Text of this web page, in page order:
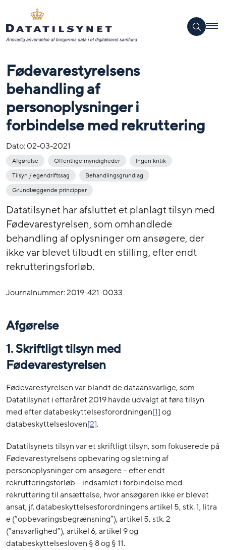
Fødevarestyrelsens
behandling af
personoplysninger i
forbindelse med rekruttering
Dato:02-03-2021
Afgørelse Offentlige myndigheder
Ingen kritik
Tilsyn / egendriftssag
Behandlingsgrundlag
Grundlæggende principper
Datatilsynet har afsluttet et planlagt tilsyn med
Fødevarestyrelsen, som omhandlede
behandling af oplysninger om ansøgere, der
ikke var blevet tilbudt en stilling, efter endt
rekrutteringsforløb.
Journalnummer: 2019-421-0033
Afgørelse
1. Skriftligt tilsyn med
Fødevarestyrelsen
Fødevarestyrelsen var blandt de dataansvarlige, som
Datatilsynet i efteråret 2019 havde udvalgt at føre tilsyn
med efter databeskyttelsesforordningen[1]og
databeskyttelsesloven[2].
Datatilsynets tilsyn var et skriftligt tilsyn, som fokuserede på
Fødevarestyrelsens opbevaring og sletning af
personoplysninger om ansøgere – efter endt
rekrutteringsforløb – indsamlet i forbindelse med
rekruttering til ansættelse, hvor ansøgeren ikke er blevet
ansat, jf. databeskyttelsesforordningens artikel 5, stk. 1, litra
e (”opbevaringsbegrænsning”), artikel 5, stk. 2
(”ansvarlighed”), artikel 6, artikel 9 og
databeskyttelsesloven § 8 og § 11.